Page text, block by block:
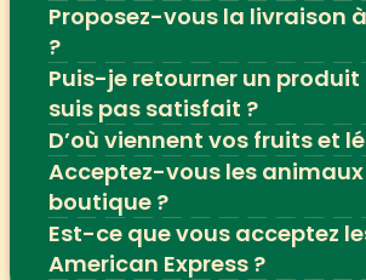
Proposez-vous la livraison
?
Puis-je retourner un produit
suis pas satisfait ?
D’où viennent vos fruits et
Acceptez-vous les animaux
boutique ?
Est-ce que vous acceptez
American Express ?